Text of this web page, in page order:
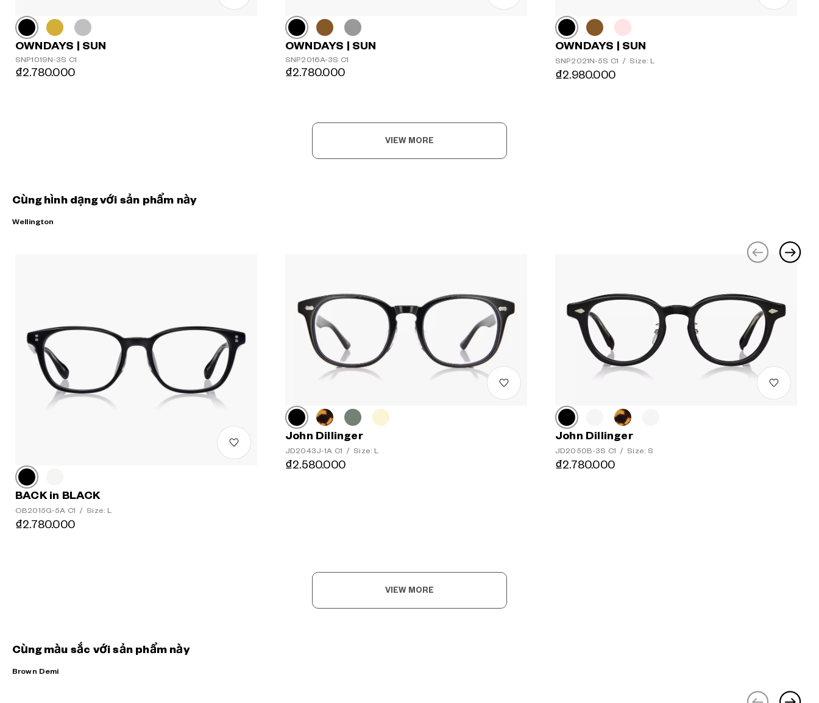
OWNDAYS | SUN
SNP1019N-3S C1
₫2.780.000
OWNDAYS | SUN
SNP2016A-3S C1
₫2.780.000
OWNDAYS | SUN
SNP2021N-5S C1 / Size: L
₫2.980.000
VIEW MORE
Cùng hình dạng với sản phẩm này
Wellington
BACK in BLACK
OB2015G-5A C1 / Size: L
₫2.780.000
John Dillinger
JD2043J-1A C1 / Size: L
₫2.580.000
John Dillinger
JD2050B-3S C1 / Size: S
₫2.780.000
VIEW MORE
Cùng màu sắc với sản phẩm này
Brown Demi